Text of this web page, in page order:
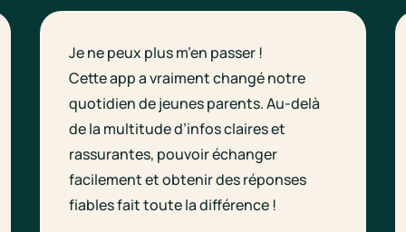
Je ne peux plus m’en passer !
Cette app a vraiment changé notre
quotidien de jeunes parents. Au-delà
de la multitude d’infos claires et
rassurantes, pouvoir échanger
facilement et obtenir des réponses
fiables fait toute la différence !